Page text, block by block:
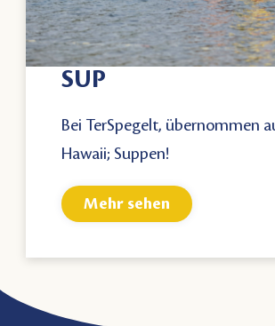
SUP
Bei TerSpegelt, übernommen
Hawaii; Suppen!
Mehr sehen